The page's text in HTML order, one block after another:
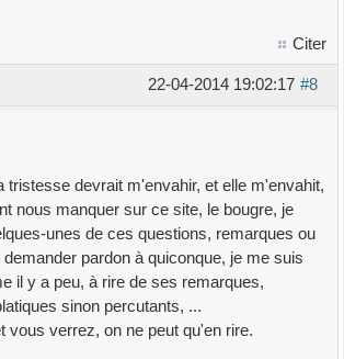
Citer
#8
22-04-2014 19:02:17
tristesse devrait m'envahir, et elle m'envahit,
nous manquer sur ce site, le bougre, je
unes de ces questions, remarques ou
pardon à quiconque, je me suis
il y a peu, à rire de ses remarques,
sinon percutants, ...
vous verrez, on ne peut qu'en rire.